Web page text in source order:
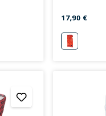
17,90 €
rot